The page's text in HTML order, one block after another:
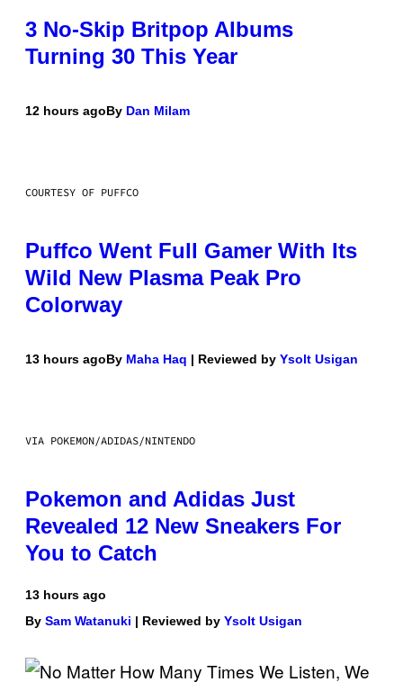
3 No-Skip Britpop Albums
Turning 30 This Year
12 hours agoBy Dan Milam
COURTESY OF PUFFCO
Puffco Went Full Gamer With Its
Wild New Plasma Peak Pro
Colorway
13 hours agoBy Maha Haq | Reviewed by Ysolt Usigan
VIA POKEMON/ADIDAS/NINTENDO
Pokemon and Adidas Just
Revealed 12 New Sneakers For
You to Catch
13 hours ago
By Sam Watanuki | Reviewed by Ysolt Usigan